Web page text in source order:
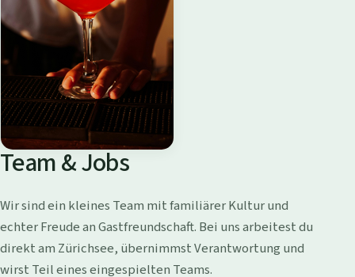
Team & Jobs
Wir sind ein kleines Team mit familiärer Kultur und
echter Freude an Gastfreundschaft. Bei uns arbeitest du
direkt am Zürichsee, übernimmst Verantwortung und
wirst Teil eines eingespielten Teams.